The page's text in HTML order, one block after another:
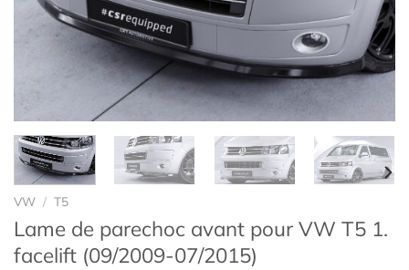
VW / T5
Lame de parechoc avant pour VW T5 1.
facelift (09/2009-07/2015)